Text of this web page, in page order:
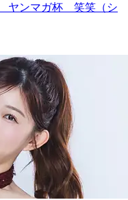
ヤンマガ杯 笑笑（シ